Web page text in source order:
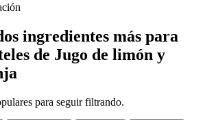
ingredientes más para
de Jugo de limón y
para seguir filtrando.